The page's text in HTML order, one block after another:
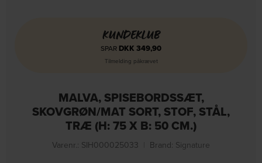
KUNDEKLUB
SPAR DKK 349,90
Tilmelding påkrævet
MALVA, SPISEBORDSSÆT,
SKOVGRØN/MAT SORT, STOF, STÅL,
TRÆ (H: 75 X B: 50 CM.)
Varenr.: SIH000025033 Brand: Signature